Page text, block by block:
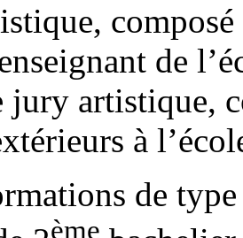
de
jury artistique,
à
de
ème